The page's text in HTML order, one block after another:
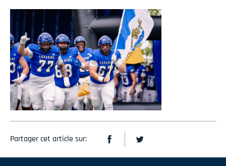
Partager cet article sur: